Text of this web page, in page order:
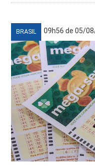
BRASIL 09h56 de 05/